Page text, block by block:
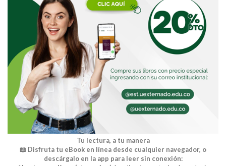
Tu lectura, a tu manera
📖 Disfruta tu eBook en línea desde cualquier navegador, o
descárgalo en la app para leer sin conexión: